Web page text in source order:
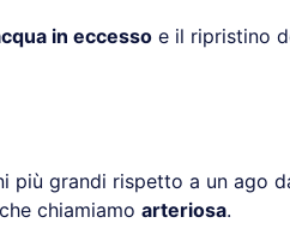
in eccessoe il ripristino
più grandi rispetto a un ago
chiamiamo arteriosa.